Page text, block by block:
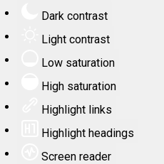
Dark contrast
Light contrast
Low saturation
High saturation
Highlight links
Highlight headings
Screen reader